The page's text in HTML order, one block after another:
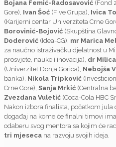
Bojana Femić-Radosavović (Fond
Gore), Ivan Šoć (Five Grupa), Ivica
(Karijerni centar Univerziteta Crne
Borovinić-Bojović (Skupština
Doderović (Idea-CG), mr Marica
za naučno istraživačku djelatnost u
prosvjete, nauke i inovacija), dr
(Univerzitet Donja Gorica), Nebojša
banka), Nikola Tripković
Crne Gore), Sanja Mrkić (Centralna
Zvezdana Vuletić (Coca-Cola HBC
Nakon izbora finalista, početkom jula
događaj na kome će finalni timovi
odaberu svog mentora sa kojim će
tri mjeseca na razvoju svojih ideja.